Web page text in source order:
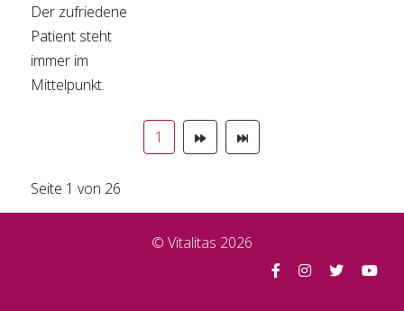
Der zufriedene
Patient steht
immer im
Mittelpunkt.
1
Seite 1 von 26
© Vitalitas 2026